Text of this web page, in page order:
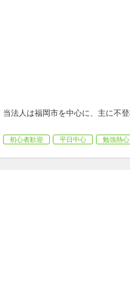
当法人は福岡市を中心に、主に不
初心者歓迎 平日中心 勉強熱心